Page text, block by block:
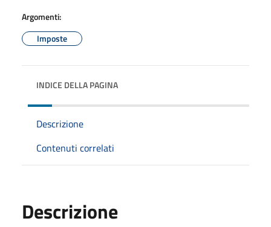
Argomenti:
Imposte
INDICE DELLA PAGINA
Descrizione
Contenuti correlati
Descrizione